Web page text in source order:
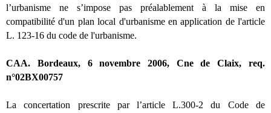
l’urbanisme ne s’impose pas préalablement à la mise en
compatibilité d'un plan local d'urbanisme en application de l'article
L. 123-16 du code de l'urbanisme.
CAA. Bordeaux, 6 novembre 2006, Cne de Claix, req.
n°02BX00757
La concertation prescrite par l’article L.300-2 du Code de